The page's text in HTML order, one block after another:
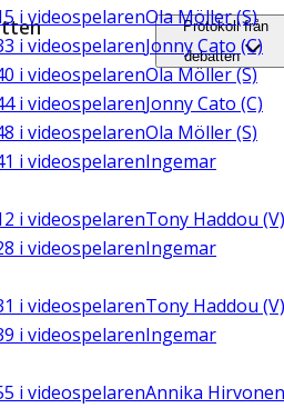
i videospelarenOla Möller (S)
i videospelarenJonny Cato (C)
i videospelarenOla Möller (S)
i videospelarenJonny Cato (C)
i videospelarenOla Möller (S)
i videospelarenIngemar
i videospelarenTony Haddou (V)
i videospelarenIngemar
i videospelarenTony Haddou (V)
i videospelarenIngemar
i videospelarenAnnika Hirvonen
Protokoll från
debatten